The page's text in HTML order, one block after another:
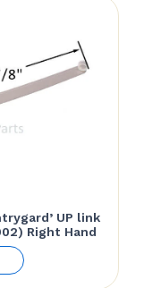
UP link
Right Hand